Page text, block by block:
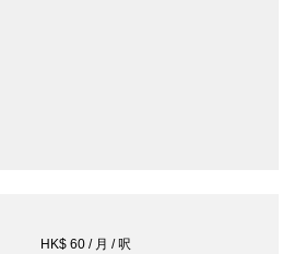
HK$ 60 / 月 / 呎